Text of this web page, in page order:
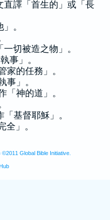
譯「首生的」或「長
。
切被造之物」。
事」。
的任務」。
」。
神的道」。
基督耶穌」。
」。
Global Bible Initiative.